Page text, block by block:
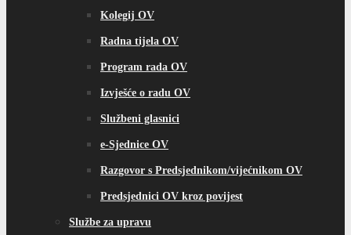
Kolegij OV
Radna tijela OV
Program rada OV
Izvješće o radu OV
Službeni glasnici
e-Sjednice OV
Razgovor s Predsjednikom/vijećnikom OV
Predsjednici OV kroz povijest
Službe za upravu